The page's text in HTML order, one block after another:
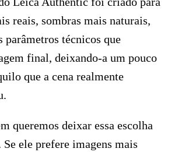
reais, sombras mais naturais,
parâmetros técnicos que
final, deixando-a um pouco
que a cena realmente
queremos deixar essa escolha
Se ele prefere imagens mais